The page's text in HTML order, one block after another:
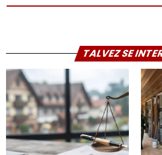
TALVEZ SE